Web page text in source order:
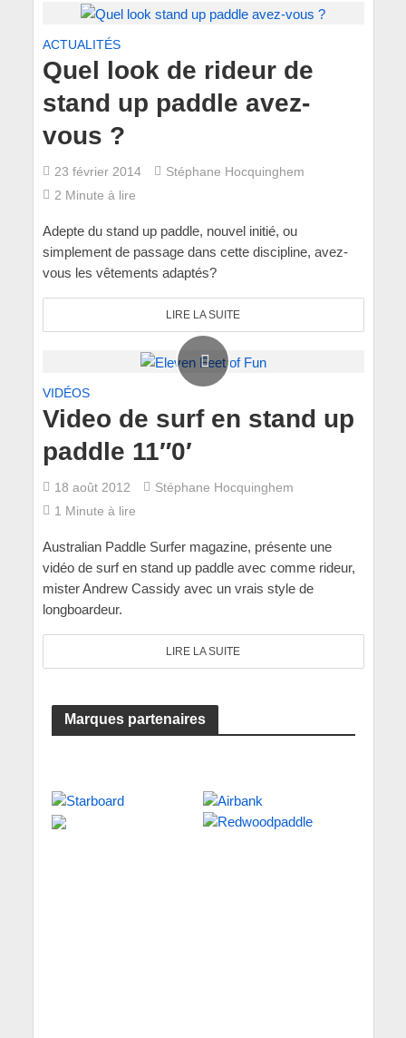
ACTUALITÉS
Quel look de rideur de
stand up paddle avez-
vous ?
23 février 2014
Stéphane Hocquinghem
2 Minute à lire
Adepte du stand up paddle, nouvel initié, ou
simplement de passage dans cette discipline, avez-
vous les vêtements adaptés?
LIRE LA SUITE
VIDÉOS
Video de surf en stand up
paddle 11″0′
18 août 2012
Stéphane Hocquinghem
1 Minute à lire
Australian Paddle Surfer magazine, présente une
vidéo de surf en stand up paddle avec comme rideur,
mister Andrew Cassidy avec un vrais style de
longboardeur.
LIRE LA SUITE
Marques partenaires